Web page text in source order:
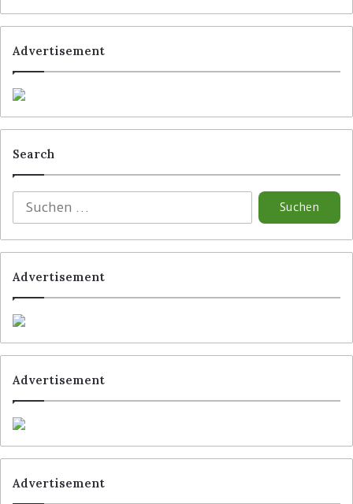
Advertisement
Search
Advertisement
Advertisement
Advertisement